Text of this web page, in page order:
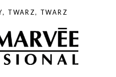
, TWARZ, TWARZ